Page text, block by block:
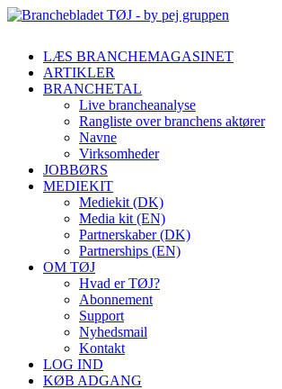
LÆS BRANCHEMAGASINET
ARTIKLER
BRANCHETAL
Live brancheanalyse
Rangliste over branchens aktører
Navne
Virksomheder
JOBBØRS
MEDIEKIT
Mediekit (DK)
Media kit (EN)
Partnerskaber (DK)
Partnerships (EN)
OM TØJ
Hvad er TØJ?
Abonnement
Support
Nyhedsmail
Kontakt
LOG IND
KØB ADGANG